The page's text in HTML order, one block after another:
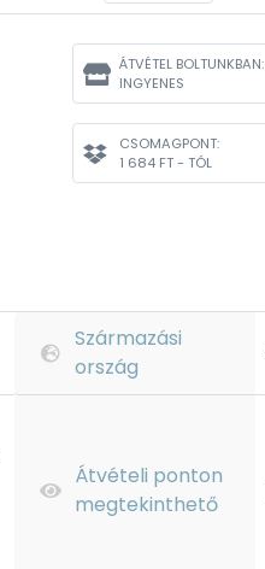
ÁTVÉTEL BOLTUNKBAN:
INGYENES
CSOMAGPONT:
1 684 FT - TÓL
Származási
ország
Átvételi ponton
megtekinthető